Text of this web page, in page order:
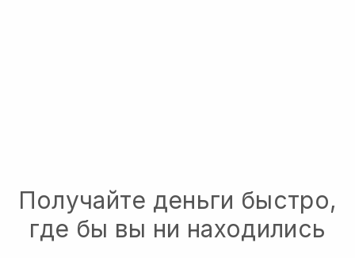
Получайте деньги быстро,
где бы вы ни находились